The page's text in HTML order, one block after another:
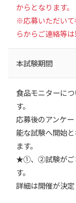
からとなります。
※応募いただいて
らからご連絡等
本試験期間
食品モニターに
す。
応募後のアンケ
能な試験へ開始
ます。
★①、②試験がご
す。
詳細は開催が決定